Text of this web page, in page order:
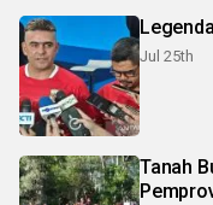
Jul 25th
Tanah